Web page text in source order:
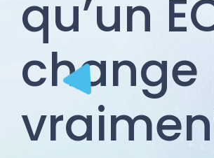
qu’un
change